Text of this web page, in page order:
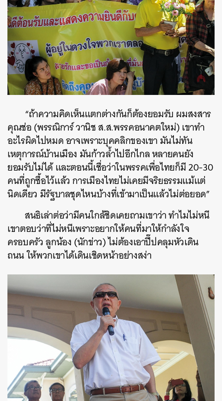
“ถ้าความคิดเห็นแตกต่างกันก็ต้องยอมรับ ผมสงสาร
คุณช่อ (พรรณิการ์ วานิช ส.ส.พรรคอนาคตใหม่) เขาทำ
อะไรผิดไปหมด อาจเพราะบุคคลิกของเขา มันไม่ทัน
เหตุการณ์บ้านเมือง มันก้าวล้ำไปอีกไกล หลายคนยัง
ยอมรับไม่ได้ และตอนนี้เชื่อว่าในพรรคเพื่อไทยก็มี 20-30
คนที่ถูกซื้อไว้แล้ว การเมืองไทยไม่เคยมีจริยธรรมแม้แต่
นิดเดียว มีรัฐบาลชุดไหนบ้างที่เข้ามาเป็นแล้วไม่ต่อยอด”
สนธิเล่าต่อว่ามีคนใกล้ชิดเคยถามเขาว่า ทำไมไม่หนี
เขาตอบว่าที่ไม่หนีเพราะอยากให้คนที่มาให้กำลังใจ
ครอบครัว ลูกน้อง (นักข่าว) ไม่ต้องเอาปี๊ปคลุมหัวเดิน
ถนน ให้พวกเขาได้เดินเชิดหน้าอย่างสง่า
ค้นหา
SHARE TWEET LINE EMAIL